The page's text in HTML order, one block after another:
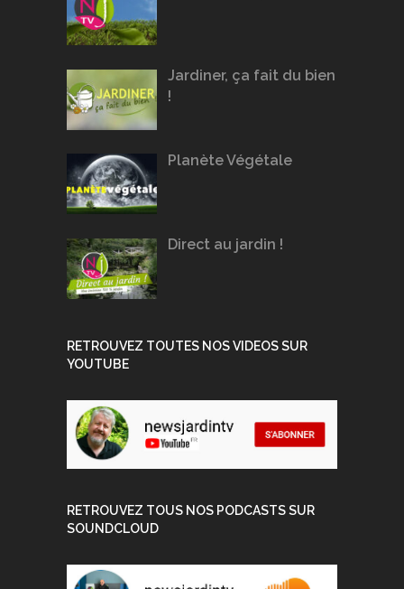
Jardiner, ça fait du bien
!
Planète Végétale
Direct au jardin !
RETROUVEZ TOUTES NOS VIDEOS SUR
YOUTUBE
RETROUVEZ TOUS NOS PODCASTS SUR
SOUNDCLOUD